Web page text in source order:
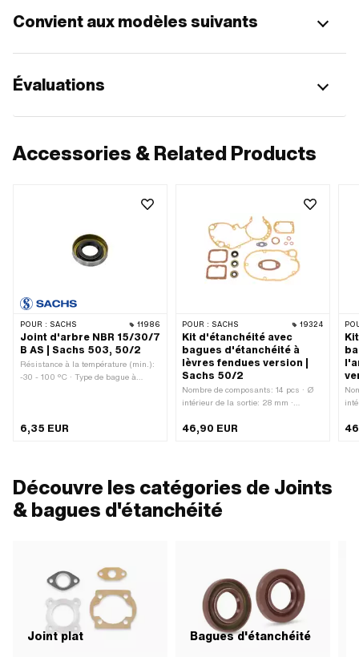
Convient aux modèles suivants
Évaluations
Accessories & Related Products
POUR : SACHS 11986
Joint d'arbre NBR 15/30/7
B AS | Sachs 503, 50/2
Résistance à la température (min.):
-30 - 100 °C · Type de bague à
mm · Fabricant: Sachs · Largeur: 7
6,35 EUR
POUR : SACHS 19324
Kit d'étanchéité avec
bagues d'étanchéité à
lèvres fendues version |
Sachs 50/2
Nombre de composants: 14 pcs · Ø
intérieur de la sortie: 28 mm ·
31 mm · Schéma des trous [mm]: 60
46,90 EUR
31
Découvre les catégories de Joints
& bagues d'étanchéité
Joint plat Bagues d'étanchéité